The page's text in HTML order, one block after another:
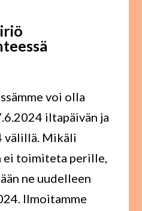
voi olla
iltapäivän ja
välillä. Mikäli
ei toimiteta perille,
ne uudelleen
Ilmoitamme